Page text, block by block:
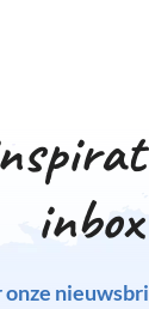
inbox
onze